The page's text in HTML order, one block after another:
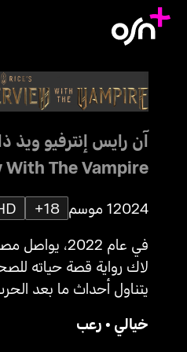
آن رايس إنترفيو ويذ
The Vampire
20241 موسم 18+
في عام 2022،
لاك رواية قصة حياته
يتناول أحداث ما بعد
خيالي •رعب